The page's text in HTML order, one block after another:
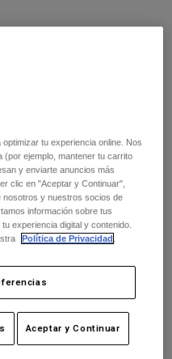
L XL 2XL
tu experiencia online. Nos
ejemplo, mantener tu carrito
y enviarte anuncios más
clic en "Aceptar y Continuar",
y nuestros socios de
información sobre tus
experiencia digital y contenido.
Política de Privacidad
Aceptar y Continuar